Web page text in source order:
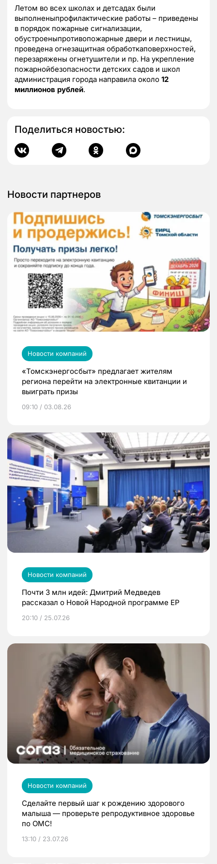
Летом во всех школах и детсадах были
выполненыпрофилактические работы – приведены
в порядок пожарные сигнализации,
обустроеныпротивопожарные двери и лестницы,
проведена огнезащитная обработкаповерхностей,
перезаряжены огнетушители и пр. На укрепление
пожарнойбезопасности детских садов и школ
администрация города направила около 12
миллионов рублей.
Поделиться новостью:
Новости партнеров
Новости компаний
«Томскэнергосбыт» предлагает жителям
региона перейти на электронные квитанции и
выиграть призы
09:10 / 03.08.26
Новости компаний
Почти 3 млн идей: Дмитрий Медведев
рассказал о Новой Народной программе ЕР
20:10 / 25.07.26
Новости компаний
Сделайте первый шаг к рождению здорового
малыша — проверьте репродуктивное здоровье
по ОМС!
13:10 / 23.07.26